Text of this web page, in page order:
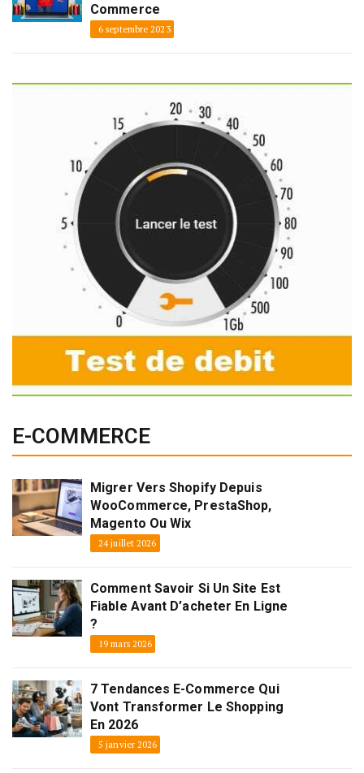
Commerce
6 septembre 2023
E-COMMERCE
Migrer Vers Shopify Depuis
WooCommerce, PrestaShop,
Magento Ou Wix
24 juillet 2026
Comment Savoir Si Un Site Est
Fiable Avant D’acheter En Ligne
?
19 mars 2026
7 Tendances E-Commerce Qui
Vont Transformer Le Shopping
En 2026
5 janvier 2026